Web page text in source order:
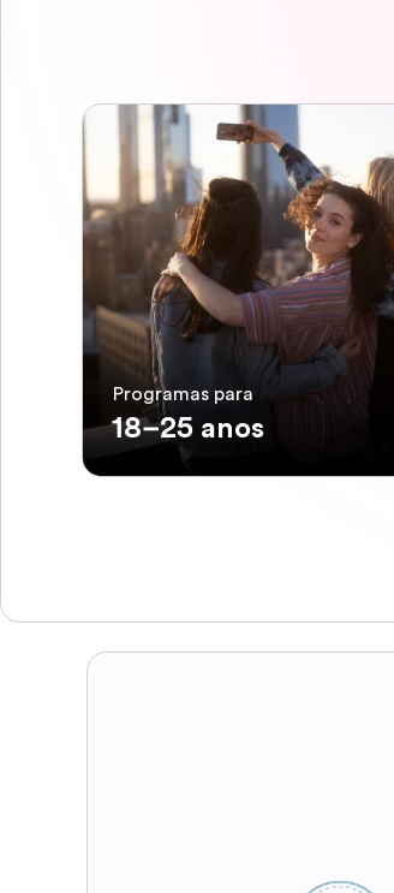
Programas para
18–25 anos